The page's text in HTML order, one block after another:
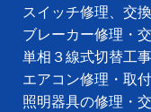
スイッチ修理、交換
ブレーカー修理・
単相３線式切替工事
エアコン修理・取付
照明器具の修理・